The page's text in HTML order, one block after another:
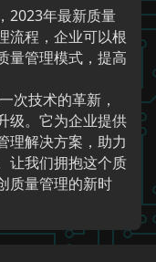
2023年最新质量
流程，企业可以根
量管理模式，提高
次技术的革新，
级。它为企业提供
理解决方案，助力
让我们拥抱这个质
质量管理的新时